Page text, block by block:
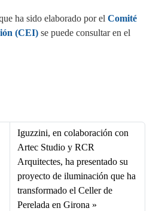
ha sido elaborado por el Comité
(CEI)se puede consultar en el
ail ts
A
pp
Iguzzini, en colaboración con
Artec Studio y RCR
Arquitectes, ha presentado su
proyecto de iluminación que ha
transformado el Celler de
Perelada en Girona